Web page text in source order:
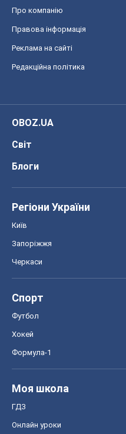
Про компанію
Правова інформація
Реклама на сайті
Редакційна політика
OBOZ.UA
Світ
Блоги
Регіони України
Київ
Запоріжжя
Черкаси
Спорт
Футбол
Хокей
Формула-1
Моя школа
ГДЗ
Онлайн уроки